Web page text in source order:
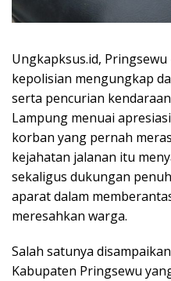
Ungkapksus.id,
kepolisian mengungkap
serta pencurian
Lampung menuai
korban yang pernah
kejahatan jalanan itu
sekaligus dukungan
aparat dalam
meresahkan warga.
Salah satunya
Kabupaten Pringsewu